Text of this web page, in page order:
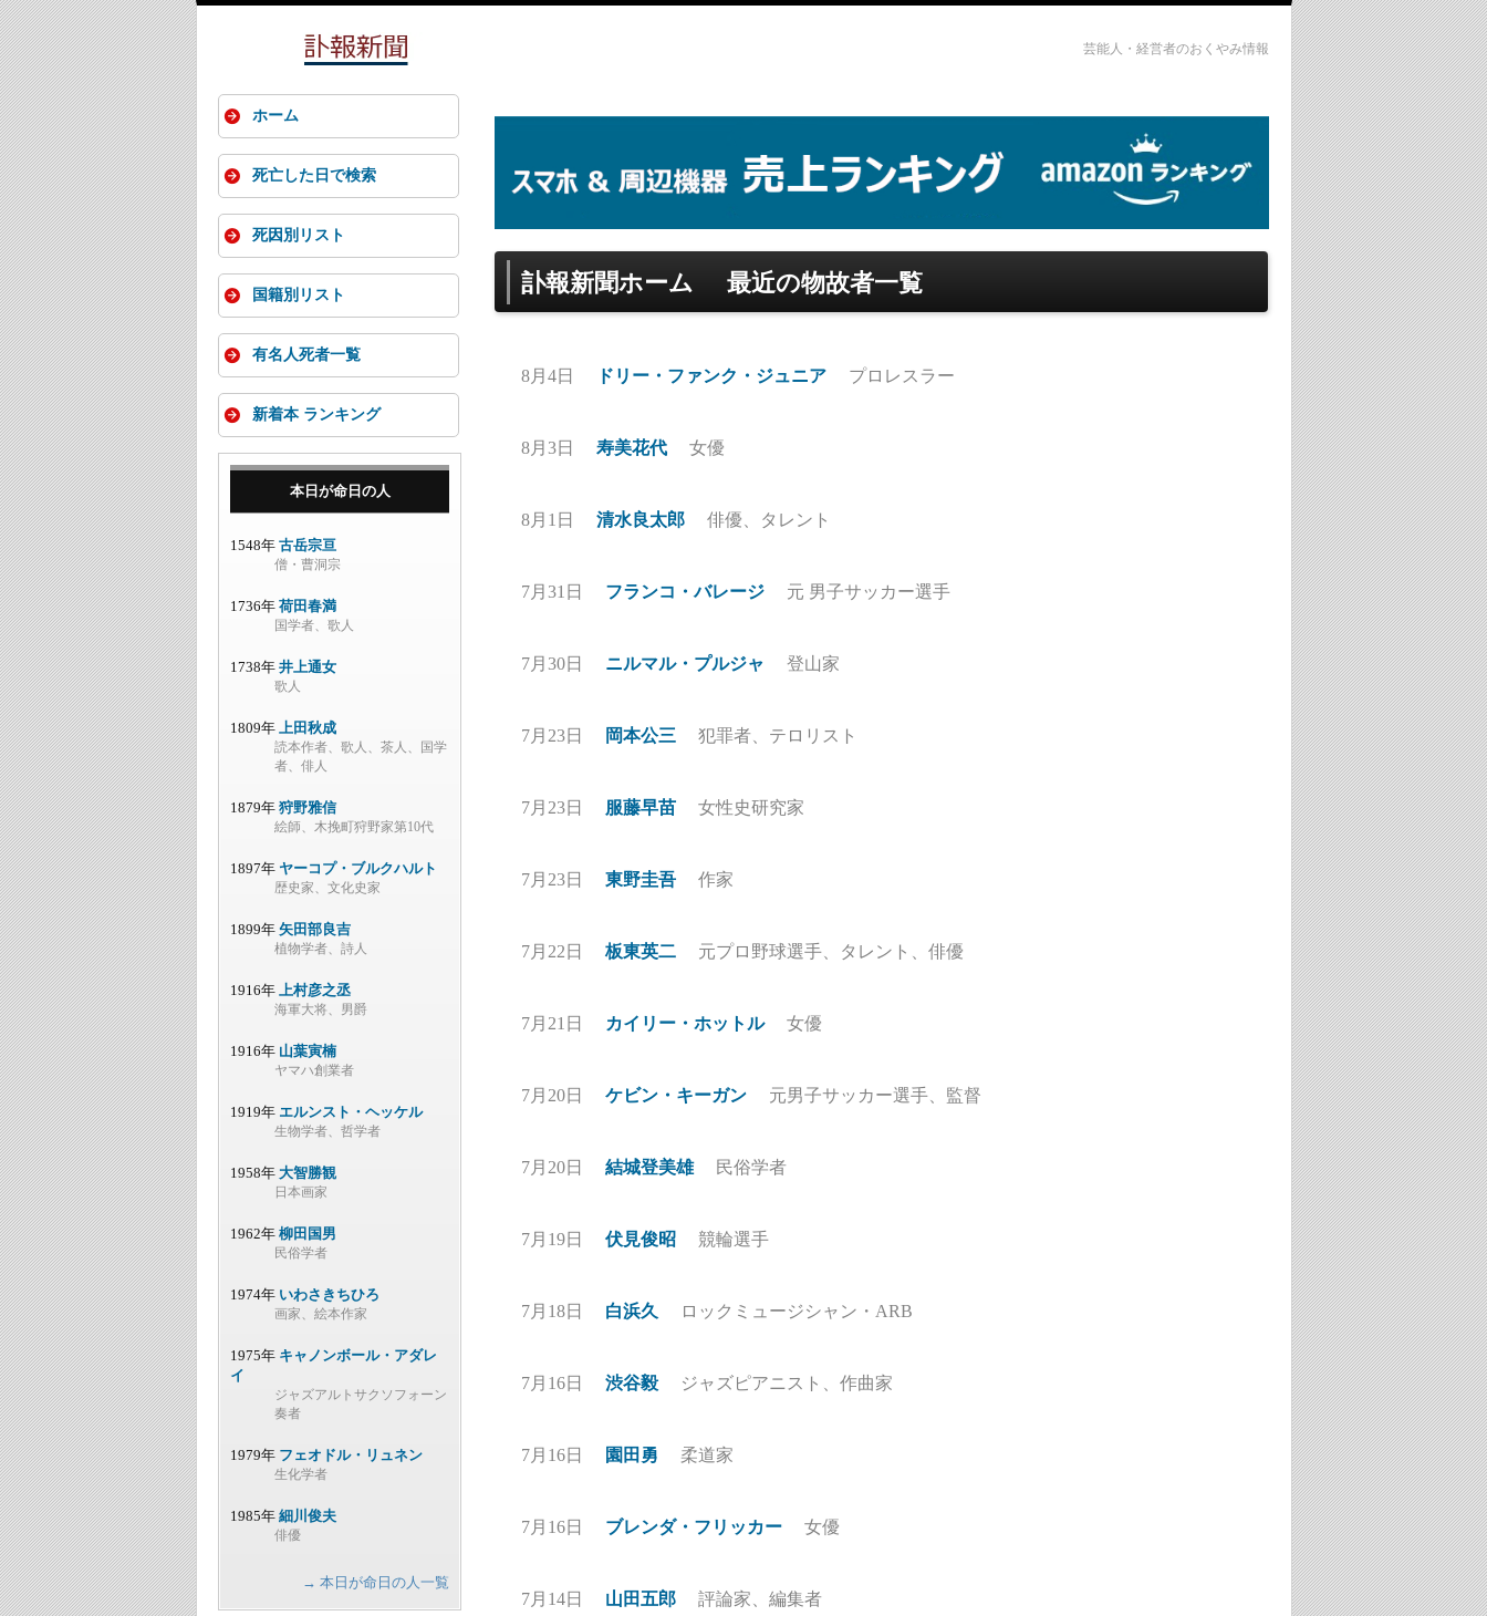
芸能人・経営者のおくやみ情報
訃報新聞ホーム 最近の物故者一覧
8月4日 ドリー・ファンク・ジュニア プロレスラー
8月3日 寿美花代 女優
8月1日 清水良太郎 俳優、タレント
7月31日 フランコ・バレージ 元 男子サッカー選手
7月30日 ニルマル・プルジャ 登山家
7月23日 岡本公三 犯罪者、テロリスト
7月23日 服藤早苗 女性史研究家
7月23日 東野圭吾 作家
7月22日 板東英二 元プロ野球選手、タレント、俳優
7月21日 カイリー・ホットル 女優
7月20日 ケビン・キーガン 元男子サッカー選手、監督
7月20日 結城登美雄 民俗学者
7月19日 伏見俊昭 競輪選手
7月18日 白浜久 ロックミュージシャン・ARB
7月16日 渋谷毅 ジャズピアニスト、作曲家
7月16日 園田勇 柔道家
7月16日 ブレンダ・フリッカー 女優
7月14日 山田五郎 評論家、編集者
ホーム
死亡した日で検索
死因別リスト
国籍別リスト
有名人死者一覧
新着本 ランキング
本日が命日の人
1548年 古岳宗亘
僧・曹洞宗
1736年 荷田春満
国学者、歌人
1738年 井上通女
歌人
1809年 上田秋成
読本作者、歌人、茶人、国学
者、俳人
1879年 狩野雅信
絵師、木挽町狩野家第10代
1897年 ヤーコプ・ブルクハルト
歴史家、文化史家
1899年 矢田部良吉
植物学者、詩人
1916年 上村彦之丞
海軍大将、男爵
1916年 山葉寅楠
ヤマハ創業者
1919年 エルンスト・ヘッケル
生物学者、哲学者
1958年 大智勝観
日本画家
1962年 柳田国男
民俗学者
1974年 いわさきちひろ
画家、絵本作家
1975年 キャノンボール・アダレ
イ
ジャズアルトサクソフォーン
奏者
1979年 フェオドル・リュネン
生化学者
1985年 細川俊夫
俳優
→ 本日が命日の人一覧